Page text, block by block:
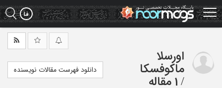
Skip
to
main
اورسلا
ماکوفسکا
/ 1 مقاله
دانلود فهرست مقالات نویسنده